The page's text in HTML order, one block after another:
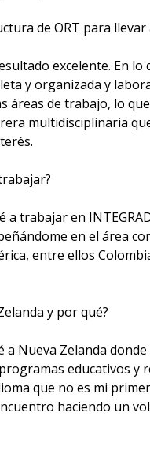
de ORT para
excelente. En
y organizada y
áreas de trabajo, lo
multidisciplinaria
a trabajar en
en el área
entre ellos
y por qué?
a Nueva Zelanda
educativos
que no es mi
haciendo un